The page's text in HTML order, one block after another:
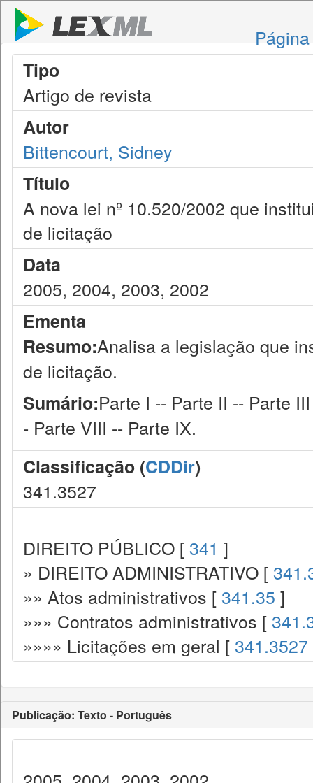
Tipo
Artigo de revista
Autor
Bittencourt, Sidney
Título
A nova lei nº 10.520/2002 que
de licitação
Data
2005, 2004, 2003, 2002
Ementa
Resumo:Analisa a legislação que
de licitação.
Sumário:Parte I -- Parte II -- Parte
- Parte VIII -- Parte IX.
Classificação (CDDir)
341.3527
DIREITO PÚBLICO [ 341 ]
» DIREITO ADMINISTRATIVO [
»» Atos administrativos [ 341.35 ]
»»» Contratos administrativos [
»»»» Licitações em geral [ 341.3527
Publicação: Texto - Português